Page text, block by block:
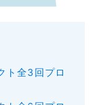
ト全3回プロ